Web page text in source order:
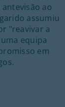
antevisão ao
assumiu
"reavivar a
equipa
em